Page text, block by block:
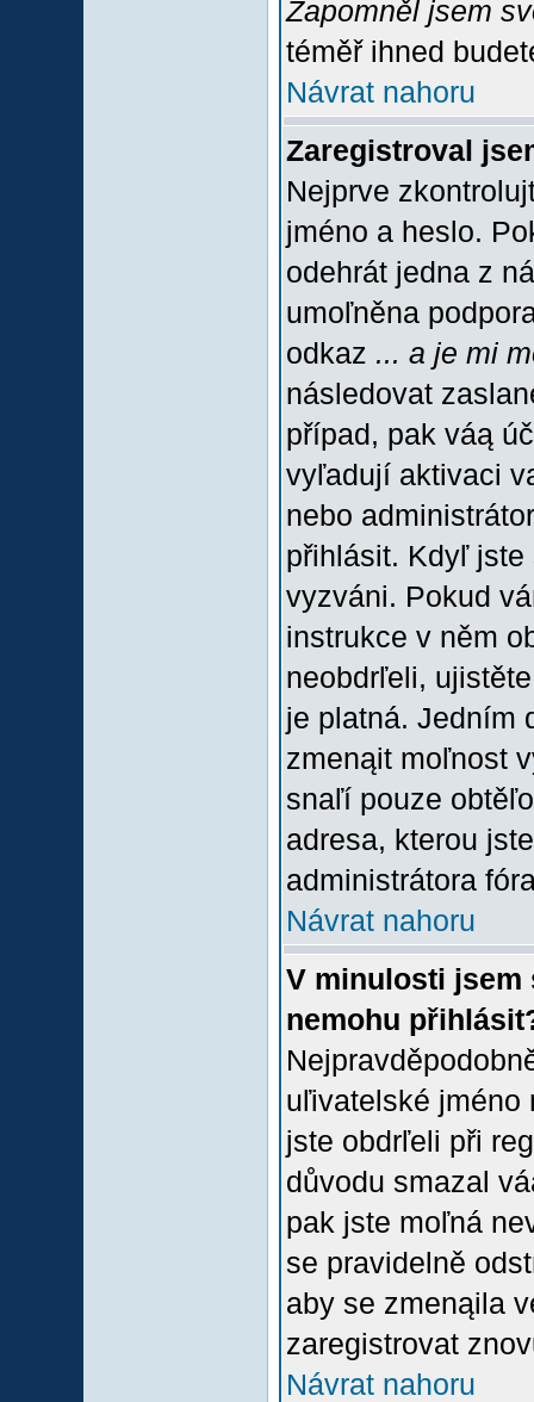
Zapomněl jsem
téměř ihned
Návrat nahoru
Zaregistroval
Nejprve
jméno a heslo.
odehrát jedna z
umoľněna
odkaz ... a je mi
následovat
případ, pak váą
vyľadují aktivaci
nebo
přihlásit. Kdyľ
vyzváni. Pokud
instrukce v něm
neobdrľeli,
je platná. Jedním
zmenąit moľnost
snaľí pouze
adresa, kterou
administrátora
Návrat nahoru
V minulosti jsem
nemohu
uľivatelské jméno
jste obdrľeli při
důvodu smazal
pak jste moľná
se pravidelně
aby se zmenąila
zaregistrovat
Návrat nahoru